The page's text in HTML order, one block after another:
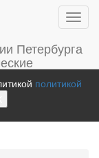
политикой